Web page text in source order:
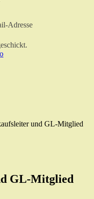
Adresse
und GL-Mitglied
GL-Mitglied